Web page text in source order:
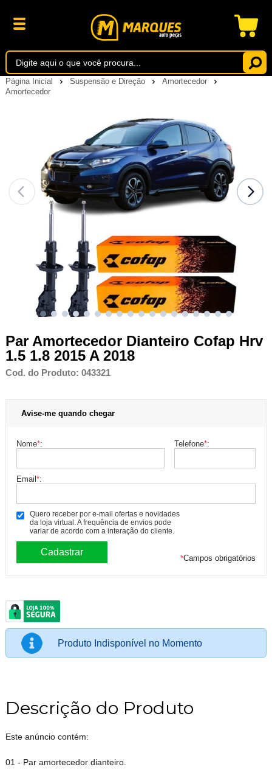
Página Inicial Suspensão e Direção
Amortecedor
Amortecedor
Par Amortecedor Dianteiro Cofap Hrv
1.5 1.8 2015 A 2018
Cod. do Produto: 043321
Avise-me quando chegar
Nome*: Telefone*:
Email*:
Quero receber por e-mail ofertas e novidades
da loja virtual. A frequência de envios pode
variar de acordo com a interação do cliente.
*Campos obrigatórios
Produto Indisponível no Momento
Descrição do Produto
Este anúncio contém:
01 - Par amortecedor dianteiro.